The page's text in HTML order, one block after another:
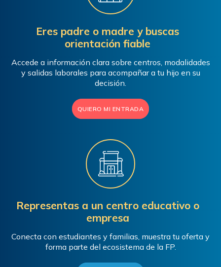
Eres padre o madre y buscas
orientación fiable
Accede a información clara sobre centros, modalidades
y salidas laborales para acompañar a tu hijo en su
decisión.
QUIERO MI ENTRADA
Representas a un centro educativo o
empresa
Conecta con estudiantes y familias, muestra tu oferta y
forma parte del ecosistema de la FP.